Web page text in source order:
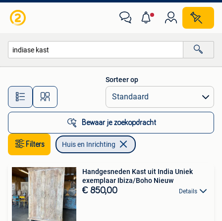
Alle afstanden…
Sorteer op
Bewaar je zoekopdracht
Filters Huis en Inrichting
Handgesneden Kast uit India Uniek
exemplaar Ibiza/Boho Nieuw
€ 850,00 Details